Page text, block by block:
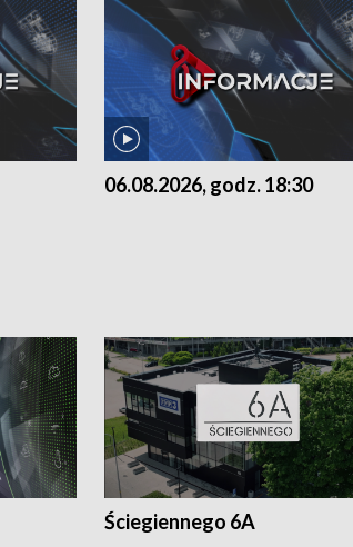
06.08.2026, godz. 18:30
Ściegiennego 6A